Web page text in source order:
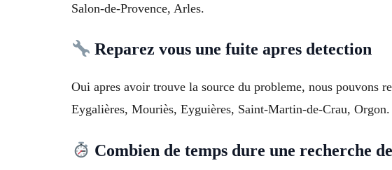
Salon-de-Provence, Arles.
Reparez vous une fuite apres detection
Oui apres avoir trouve la source du probleme, nous pouvons
Eygalières, Mouriès, Eyguières, Saint-Martin-de-Crau, Orgon.
Combien de temps dure une recherche